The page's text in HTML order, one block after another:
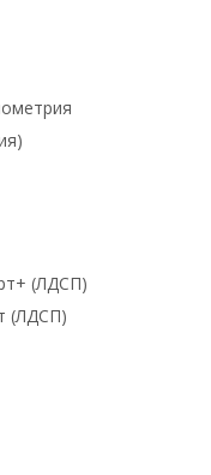
(ЛДСП)
(ЛДСП)